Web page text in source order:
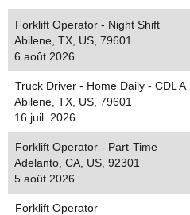
Forklift Operator - Night Shift
Abilene, TX, US, 79601
6 août 2026
Truck Driver - Home Daily - CDL A
Abilene, TX, US, 79601
16 juil. 2026
Forklift Operator - Part-Time
Adelanto, CA, US, 92301
5 août 2026
Forklift Operator